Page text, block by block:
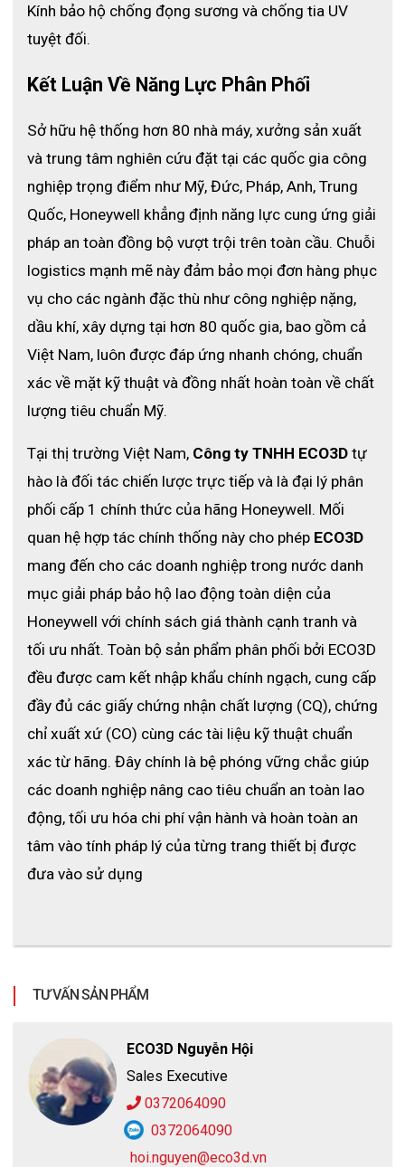
Kính bảo hộ chống đọng sương và chống tia UV
tuyệt đối.
Kết Luận Về Năng Lực Phân Phối
Sở hữu hệ thống hơn 80 nhà máy, xưởng sản xuất
và trung tâm nghiên cứu đặt tại các quốc gia công
nghiệp trọng điểm như Mỹ, Đức, Pháp, Anh, Trung
Quốc, Honeywell khẳng định năng lực cung ứng giải
pháp an toàn đồng bộ vượt trội trên toàn cầu. Chuỗi
logistics mạnh mẽ này đảm bảo mọi đơn hàng phục
vụ cho các ngành đặc thù như công nghiệp nặng,
dầu khí, xây dựng tại hơn 80 quốc gia, bao gồm cả
Việt Nam, luôn được đáp ứng nhanh chóng, chuẩn
xác về mặt kỹ thuật và đồng nhất hoàn toàn về chất
lượng tiêu chuẩn Mỹ.
Tại thị trường Việt Nam, Công ty TNHH ECO3D tự
hào là đối tác chiến lược trực tiếp và là đại lý phân
phối cấp 1 chính thức của hãng Honeywell. Mối
quan hệ hợp tác chính thống này cho phép ECO3D
mang đến cho các doanh nghiệp trong nước danh
mục giải pháp bảo hộ lao động toàn diện của
Honeywell với chính sách giá thành cạnh tranh và
tối ưu nhất. Toàn bộ sản phẩm phân phối bởi ECO3D
đều được cam kết nhập khẩu chính ngạch, cung cấp
đầy đủ các giấy chứng nhận chất lượng (CQ), chứng
chỉ xuất xứ (CO) cùng các tài liệu kỹ thuật chuẩn
xác từ hãng. Đây chính là bệ phóng vững chắc giúp
các doanh nghiệp nâng cao tiêu chuẩn an toàn lao
động, tối ưu hóa chi phí vận hành và hoàn toàn an
tâm vào tính pháp lý của từng trang thiết bị được
đưa vào sử dụng
TƯ VẤN SẢN PHẨM
ECO3D Nguyễn Hội
Sales Executive
0372064090
0372064090
hoi.nguyen@eco3d.vn